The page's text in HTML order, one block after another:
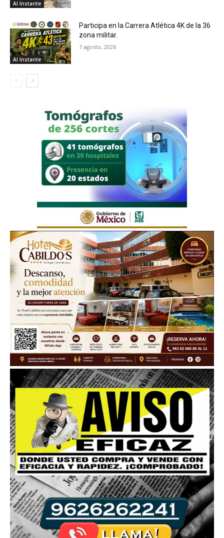
Al Instante
Al Instante
Participa en la Carrera Atlética 4K de la 36
zona militar.
7 agosto, 2026